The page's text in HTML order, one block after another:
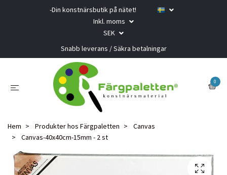
-Din konstnärsbutik på nätet!
Inkl. moms
SEK
Snabb leverans / Säkra betalningar
0
Hem Produkter hos Färgpaletten
Canvas
Canvas-40x40cm-15mm - 2 st